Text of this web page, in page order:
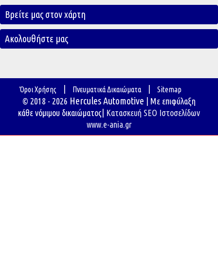
Βρείτε μας στον χάρτη
Ακολουθήστε μας
Όροι Χρήσης Πνευματικά Δικαιώματα Sitemap
© 2018 - 2026 Hercules Automotive | Με επιφύλαξη
κάθε νόμιμου δικαιώματος| Κατασκευή SEO Ιστοσελίδων
www.e-ania.gr